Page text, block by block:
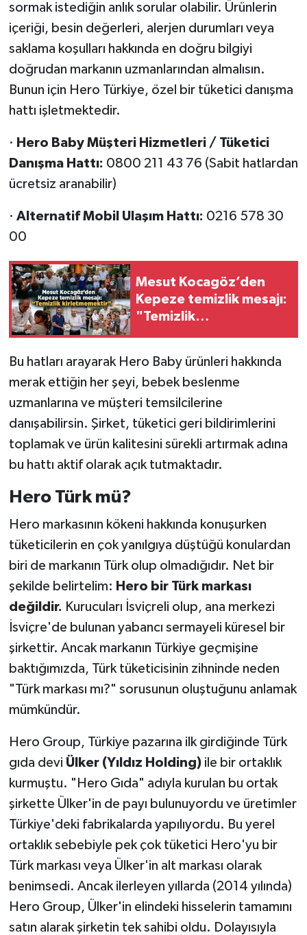
sormak istediğin anlık sorular olabilir. Ürünlerin
içeriği, besin değerleri, alerjen durumları veya
saklama koşulları hakkında en doğru bilgiyi
doğrudan markanın uzmanlarından almalısın.
Bunun için Hero Türkiye, özel bir tüketici danışma
hattı işletmektedir.
· Hero Baby Müşteri Hizmetleri / Tüketici
Danışma Hattı: 0800 211 43 76 (Sabit hatlardan
ücretsiz aranabilir)
· Alternatif Mobil Ulaşım Hattı: 0216 578 30
00
Mesut Kocagöz’den
Kepeze temizlik mesajı:
"Temizlik
Bu hatları arayarak Hero Baby ürünleri hakkında
merak ettiğin her şeyi, bebek beslenme
uzmanlarına ve müşteri temsilcilerine
danışabilirsin. Şirket, tüketici geri bildirimlerini
toplamak ve ürün kalitesini sürekli artırmak adına
bu hattı aktif olarak açık tutmaktadır.
Hero Türk mü?
Hero markasının kökeni hakkında konuşurken
tüketicilerin en çok yanılgıya düştüğü konulardan
biri de markanın Türk olup olmadığıdır. Net bir
şekilde belirtelim: Hero bir Türk markası
değildir. Kurucuları İsviçreli olup, ana merkezi
İsviçre'de bulunan yabancı sermayeli küresel bir
şirkettir. Ancak markanın Türkiye geçmişine
baktığımızda, Türk tüketicisinin zihninde neden
"Türk markası mı?" sorusunun oluştuğunu anlamak
mümkündür.
Hero Group, Türkiye pazarına ilk girdiğinde Türk
gıda devi Ülker (Yıldız Holding)ile bir ortaklık
kurmuştu. "Hero Gıda" adıyla kurulan bu ortak
şirkette Ülker'in de payı bulunuyordu ve üretimler
Türkiye'deki fabrikalarda yapılıyordu. Bu yerel
ortaklık sebebiyle pek çok tüketici Hero'yu bir
Türk markası veya Ülker'in alt markası olarak
benimsedi. Ancak ilerleyen yıllarda (2014 yılında)
Hero Group, Ülker'in elindeki hisselerin tamamını
satın alarak şirketin tek sahibi oldu. Dolayısıyla